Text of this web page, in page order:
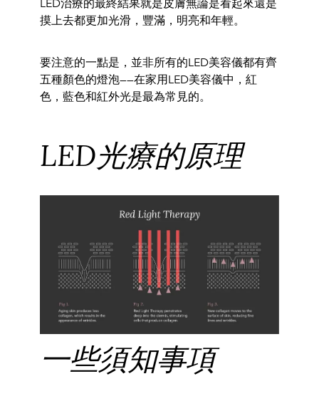
LED治療的最終結果就是皮膚無論是看起來還是
摸上去都更加光滑， 豐滿， 明亮和年輕。
要注意的一點是， 並非所有的LED美容儀都有齊
五種顏色的燈泡——在家用LED美容儀中， 紅
色，藍色和紅外光是最為常見的。
LED光療的原理
一些須知事項